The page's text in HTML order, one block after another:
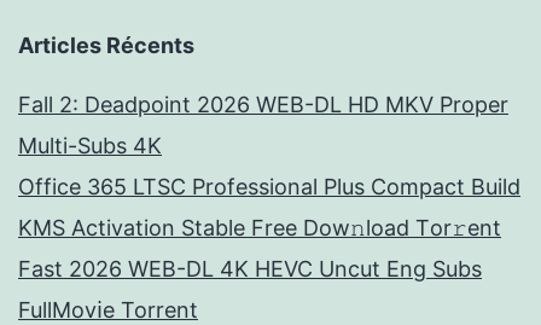
Articles Récents
Fall 2: Deadpoint 2026 WEB-DL HD MKV Proper
Multi-Subs 4K
Office 365 LTSC Professional Plus Compact Build
KMS Activation Stable Frее Dow𝚗load Tоr𝚛ent
Fast 2026 WEB-DL 4K HEVC Uncut Eng Subs
FullMov𝗂e Torrent